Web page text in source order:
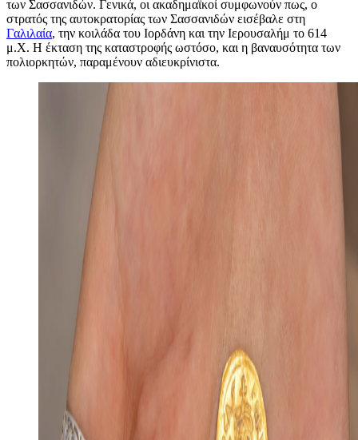
των Σασσανιδών. Γενικά, οι ακαδημαϊκοί συμφωνούν πως, ο
στρατός της αυτοκρατορίας των Σασσανιδών εισέβαλε στη
Γαλιλαία, την κοιλάδα του Ιορδάνη και την Ιερουσαλήμ το 614
μ.Χ. Η έκταση της καταστροφής ωστόσο, και η βαναυσότητα των
πολιορκητών, παραμένουν αδιευκρίνιστα.